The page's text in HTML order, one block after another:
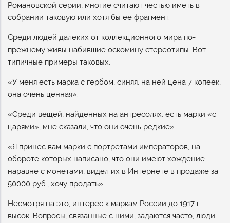
Романовской серии, многие считают честью иметь в
собрании таковую или хотя бы ее фрагмент.
Среди людей далеких от коллекционного мира по-
прежнему живы набившие оскомину стереотипы. Вот
типичные примеры таковых.
«У меня есть марка с гербом, синяя, на ней цена 7 копеек,
она очень ценная».
«Среди вещей, найденных на антресолях, есть марки «с
царями», мне сказали, что они очень редкие».
«Я принес вам марки с портретами императоров, на
обороте которых написано, что они имеют хождение
наравне с монетами, видел их в Интернете в продаже за
50000 руб., хочу продать».
Несмотря на это, интерес к маркам России до 1917 г.
высок. Вопросы, связанные с ними, задаются часто, люди